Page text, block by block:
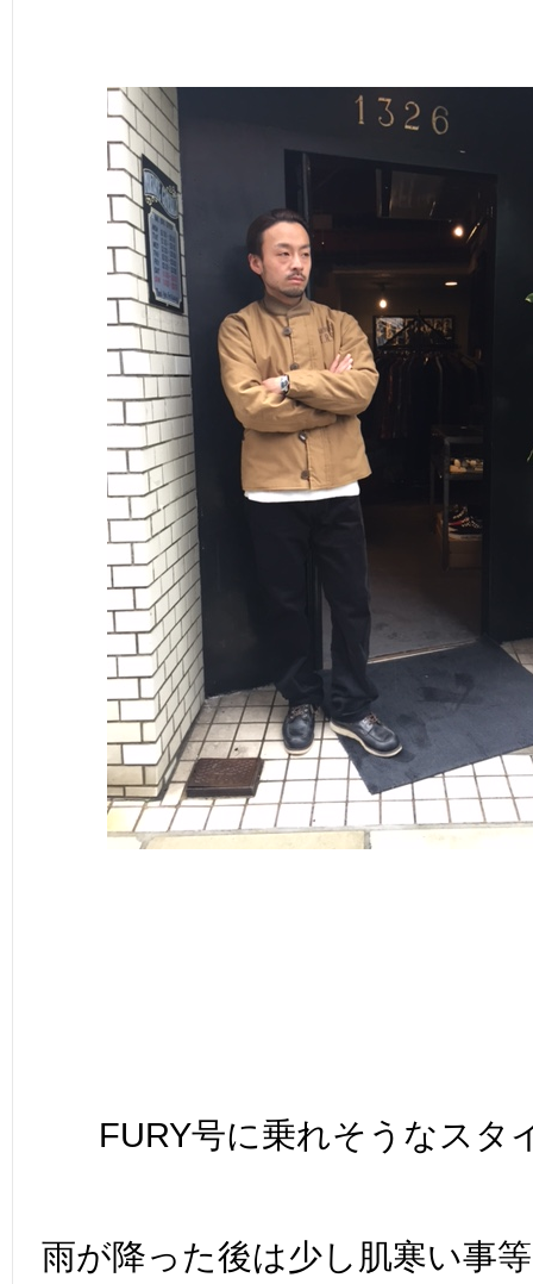
FURY号に乗れそうなスタ
雨が降った後は少し肌寒い事